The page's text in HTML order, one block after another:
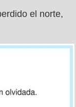
el norte,